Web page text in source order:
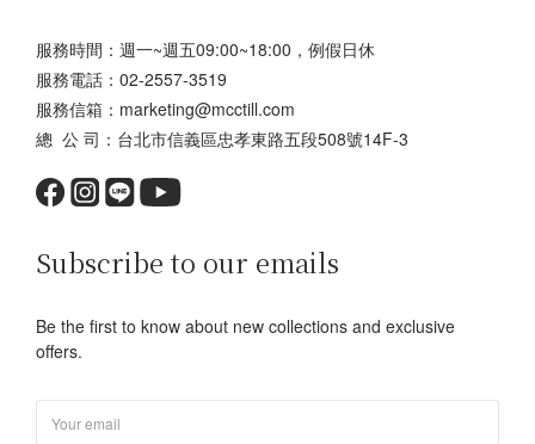
服務時間：週一~週五09:00~18:00，例假日休
服務電話：02-2557-3519
服務信箱：marketing@mcctill.com
總 公 司：台北市信義區忠孝東路五段508號14F-3
Subscribe to our emails
Be the first to know about new collections and exclusive
offers.